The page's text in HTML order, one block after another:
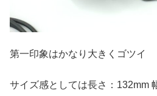
第一印象はかなり大きくゴツイ
サイズ感としては長さ：132mm